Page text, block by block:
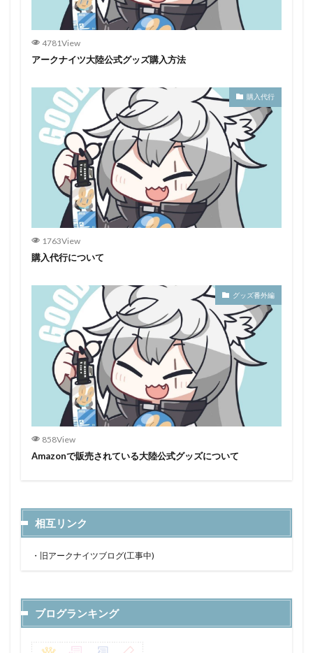
4781View
アークナイツ大陸公式グッズ購入方法
購入代行
1763View
購入代行について
グッズ番外編
858View
Amazonで販売されている大陸公式グッズについて
相互リンク
・ 旧アークナイツブログ(工事中)
ブログランキング